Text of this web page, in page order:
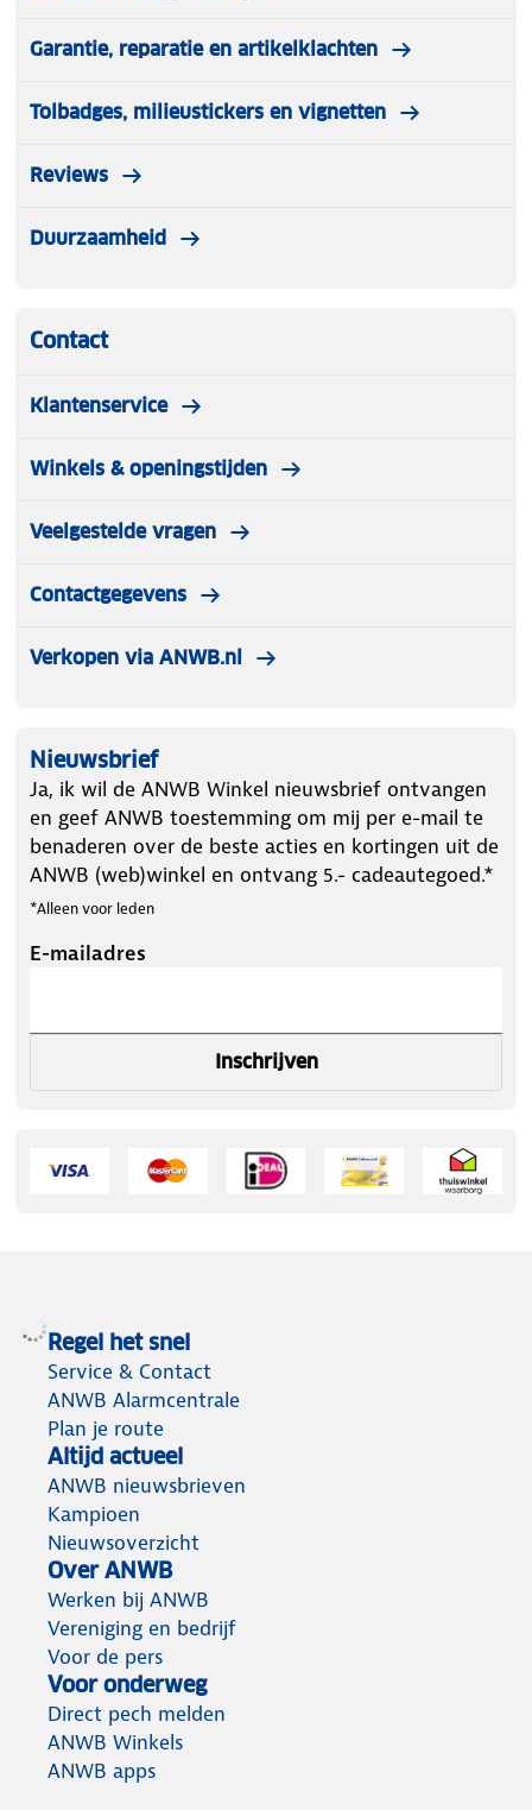
Garantie, reparatie en artikelklachten
Tolbadges, milieustickers en vignetten
Reviews
Duurzaamheid
Contact
Klantenservice
Winkels & openingstijden
Veelgestelde vragen
Contactgegevens
Verkopen via ANWB.nl
Nieuwsbrief
Ja, ik wil de ANWB Winkel nieuwsbrief ontvangen
en geef ANWB toestemming om mij per e-mail te
benaderen over de beste acties en kortingen uit de
ANWB (web)winkel en ontvang 5.- cadeautegoed.*
*Alleen voor leden
E-mailadres
Inschrijven
Regel het snel
Service & Contact
ANWB Alarmcentrale
Plan je route
Altijd actueel
ANWB nieuwsbrieven
Kampioen
Nieuwsoverzicht
Over ANWB
Werken bij ANWB
Vereniging en bedrijf
Voor de pers
Voor onderweg
Direct pech melden
ANWB Winkels
ANWB apps